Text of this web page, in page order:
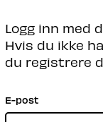
Logg inn med
Hvis du ikke
du registrere
E-post